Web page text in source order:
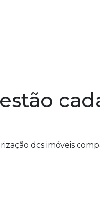
dos imóveis